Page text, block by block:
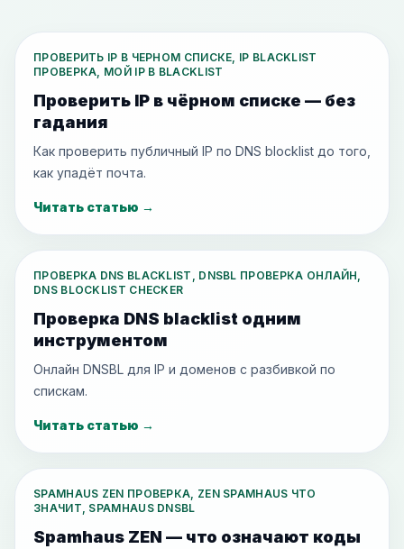
ПРОВЕРИТЬ IP В ЧЕРНОМ СПИСКЕ, IP BLACKLIST
ПРОВЕРКА, МОЙ IP В BLACKLIST
Проверить IP в чёрном списке — без
гадания
Как проверить публичный IP по DNS blocklist до того,
как упадёт почта.
Читать статью →
ПРОВЕРКА DNS BLACKLIST, DNSBL ПРОВЕРКА ОНЛАЙН,
DNS BLOCKLIST CHECKER
Проверка DNS blacklist одним
инструментом
Онлайн DNSBL для IP и доменов с разбивкой по
спискам.
Читать статью →
SPAMHAUS ZEN ПРОВЕРКА, ZEN SPAMHAUS ЧТО
ЗНАЧИТ, SPAMHAUS DNSBL
Spamhaus ZEN — что означают коды